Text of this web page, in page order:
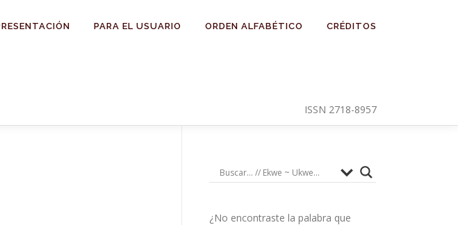
PARA EL USUARIO ORDEN ALFABÉTICO CRÉDITOS
ISSN 2718-8957
¿No encontraste la palabra que